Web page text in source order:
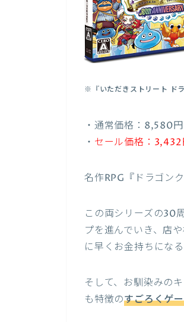
※『いただきストリート ド
・通常価格：8,580円
・ セール価格：3,432
名作RPG『ドラゴン
この両シリーズの30
プを進んでいき、店
に早くお金持ちにな
そして、お馴染みの
も特徴のすごろくゲ